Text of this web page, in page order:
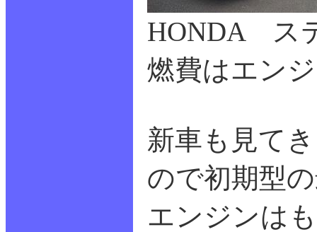
HONDA ス
燃費はエン
新車も見て
ので初期型
エンジンは